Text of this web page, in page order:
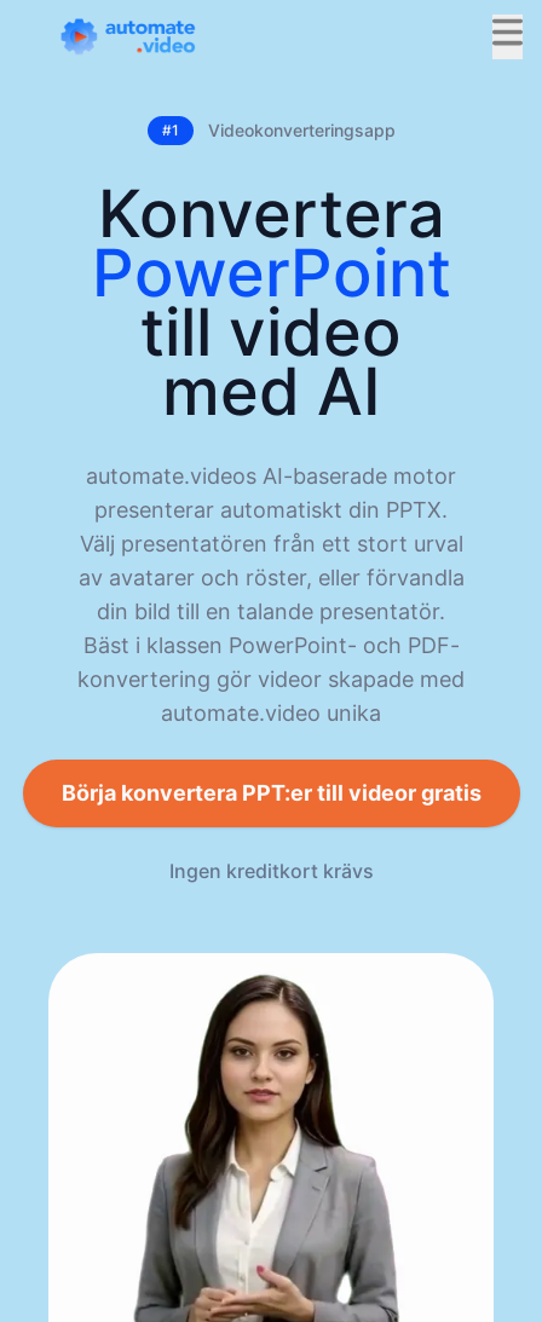
#1 Videokonverteringsapp
Konvertera
PowerPoint
till video
med AI
automate.videos AI-baserade motor
presenterar automatiskt din PPTX.
Välj presentatören från ett stort urval
av avatarer och röster, eller förvandla
din bild till en talande presentatör.
Bäst i klassen PowerPoint- och PDF-
konvertering gör videor skapade med
automate.video unika
Börja konvertera PPT:er till videor gratis
Ingen kreditkort krävs